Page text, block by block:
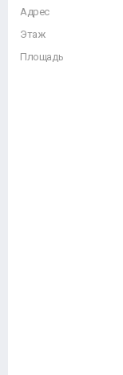
Адрес
Этаж
Площадь